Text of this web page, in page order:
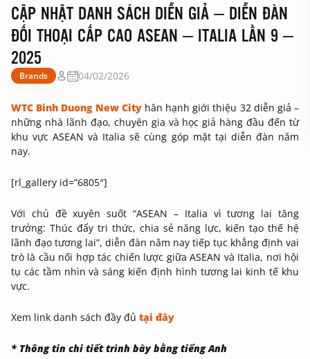
CẬP NHẬT DANH SÁCH DIỄN GIẢ – DIỄN ĐÀN
ĐỐI THOẠI CẤP CAO ASEAN – ITALIA LẦN 9 –
2025
Brands 04/02/2026
WTC Binh Duong New Cityhân hạnh giới thiệu 32 diễn giả –
những nhà lãnh đạo, chuyên gia và học giả hàng đầu đến từ
khu vực ASEAN và Italia sẽ cùng góp mặt tại diễn đàn năm
nay.
[rl_gallery id=”6805″]
Với chủ đề xuyên suốt “ASEAN – Italia vì tương lai tăng
trưởng: Thúc đẩy tri thức, chia sẻ năng lực, kiến tạo thế hệ
lãnh đạo tương lai”, diễn đàn năm nay tiếp tục khẳng định vai
trò là cầu nối hợp tác chiến lược giữa ASEAN và Italia, nơi hội
tụ các tầm nhìn và sáng kiến định hình tương lai kinh tế khu
vực.
Xem link danh sách đầy đủ tại đây
* Thông tin chi tiết trình bày bằng tiếng Anh